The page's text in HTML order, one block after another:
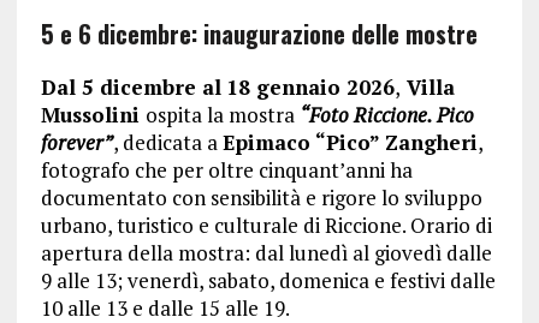
5 e 6 dicembre: inaugurazione delle mostre
Dal 5 dicembre al 18 gennaio 2026, Villa
Mussolini ospita la mostra “Foto Riccione. Pico
forever”, dedicata a Epimaco “Pico” Zangheri,
fotografo che per oltre cinquant’anni ha
documentato con sensibilità e rigore lo sviluppo
urbano, turistico e culturale di Riccione. Orario di
apertura della mostra: dal lunedì al giovedì dalle
9 alle 13; venerdì, sabato, domenica e festivi dalle
10 alle 13 e dalle 15 alle 19.